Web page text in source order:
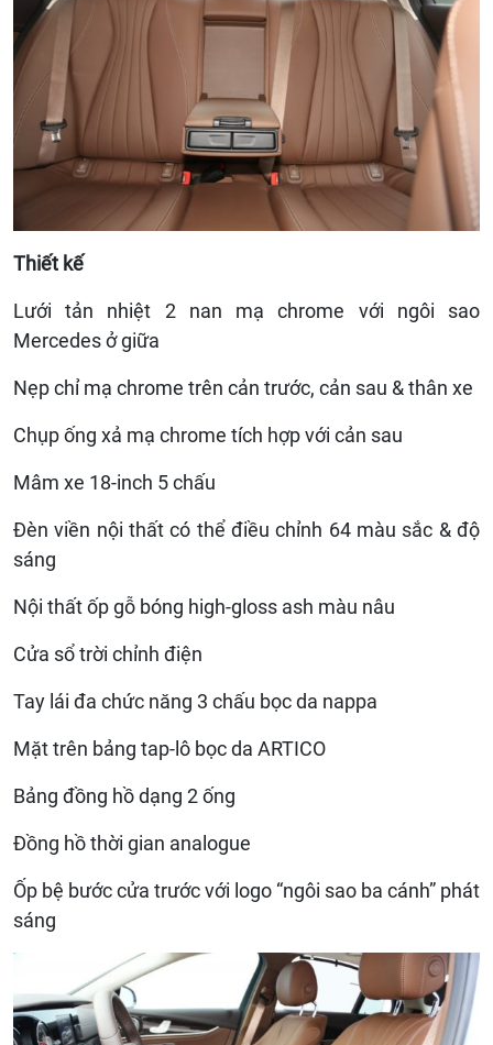
Thiết kế
Lưới tản nhiệt 2 nan mạ chrome với ngôi sao
Mercedes ở giữa
Nẹp chỉ mạ chrome trên cản trước, cản sau & thân xe
Chụp ống xả mạ chrome tích hợp với cản sau
Mâm xe 18-inch 5 chấu
Đèn viền nội thất có thể điều chỉnh 64 màu sắc & độ
sáng
Nội thất ốp gỗ bóng high-gloss ash màu nâu
Cửa sổ trời chỉnh điện
Tay lái đa chức năng 3 chấu bọc da nappa
Mặt trên bảng tap-lô bọc da ARTICO
Bảng đồng hồ dạng 2 ống
Đồng hồ thời gian analogue
Ốp bệ bước cửa trước với logo “ngôi sao ba cánh” phát
sáng